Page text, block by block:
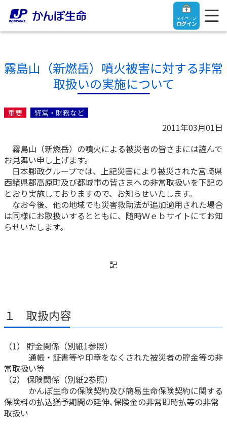
マイページ
ログイン
ご契約者さま
ご契約者さま
マイページログイン
入院保険金・手術保険金のご請求
マイページでできること
新規登録
ログイン
保険をご検討中のお客さま
保険をご検討中のお客さま
長寿支援保険
お見積りシミュレーション
資料請求
保険の探し方のポイント
法人のお客さま
【まずはご相談ください】企業経営でお悩みの方はこ
ちら
法人向け資料請求
お問い合わせ先
お役立ち情報
医療
お金
子育て
ライフプラン
経営理念・経営戦略
会社概要
財務情報
株主・投資家のみなさまへ
日本郵政グループとしての取り組み
株主・投資家のみなさまへ
採用情報
霧島山（新燃岳）噴火被害に対する非常
取扱いの実施について
重要 経営・財務など
2011年03月01日
霧島山（新燃岳）の噴火による被災者の皆さまには謹んで
お見舞い申し上げます。
日本郵政グループでは、上記災害により被災された宮崎県
西諸県郡高原町及び都城市の皆さまへの非常取扱いを下記の
とおり実施しておりますので、お知らせいたします。
なお今後、他の地域でも災害救助法が追加適用された場合
は同様にお取扱いするとともに、随時Ｗｅｂサイトにてお知
らせいたします。
記
１ 取扱内容
（1） 貯金関係（別紙1参照）
通帳・証書等や印章をなくされた被災者の貯金等の非
常取扱い等
（2） 保険関係（別紙2参照）
かんぽ生命の保険契約及び簡易生命保険契約に関する
保険料の払込猶予期間の延伸､保険金の非常即時払等の非常
取扱い